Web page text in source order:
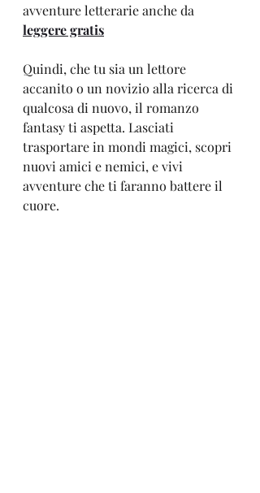
avventure letterarie anche da
leggere gratis
Quindi, che tu sia un lettore
accanito o un novizio alla ricerca di
qualcosa di nuovo, il romanzo
fantasy ti aspetta. Lasciati
trasportare in mondi magici, scopri
nuovi amici e nemici, e vivi
avventure che ti faranno battere il
cuore.